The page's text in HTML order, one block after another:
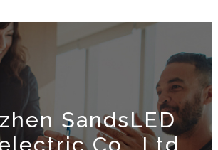
SandsLED
Co., Ltd.